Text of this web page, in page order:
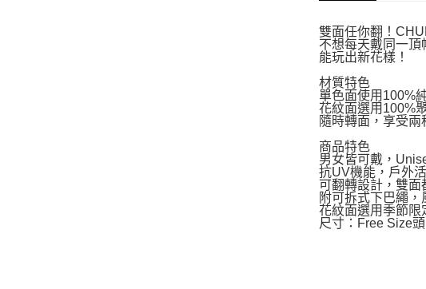
雙面任你翻！
不想每天戴同一
能玩出新花樣！
材質特色
單色面使用100%
花紋面選用100%
隨時轉面，享受兩
商品特色
男女皆可戴，
抗UV機能，戶外
可翻轉設計，雙
附可拆式下巴繩
花紋面選用季節限
尺寸：Free Size